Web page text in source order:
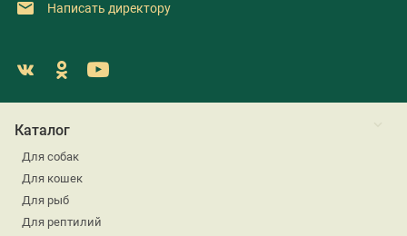
Написать директору
Каталог
Для собак
Для кошек
Для рыб
Для рептилий